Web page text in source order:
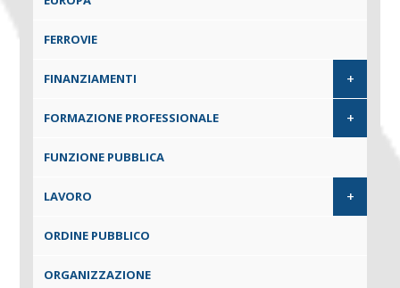
FERROVIE
FINANZIAMENTI +
FORMAZIONE PROFESSIONALE +
FUNZIONE PUBBLICA
LAVORO +
ORDINE PUBBLICO
ORGANIZZAZIONE